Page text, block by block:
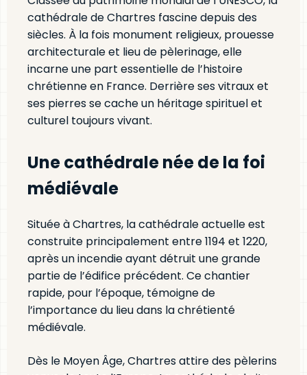
cathédrale de Chartres fascine depuis des
siècles. À la fois monument religieux, prouesse
architecturale et lieu de pèlerinage, elle
incarne une part essentielle de l’histoire
chrétienne en France. Derrière ses vitraux et
ses pierres se cache un héritage spirituel et
culturel toujours vivant.
Une cathédrale née de la foi
médiévale
Située à Chartres, la cathédrale actuelle est
construite principalement entre 1194 et 1220,
après un incendie ayant détruit une grande
partie de l’édifice précédent. Ce chantier
rapide, pour l’époque, témoigne de
l’importance du lieu dans la chrétienté
médiévale.
Dès le Moyen Âge, Chartres attire des pèlerins